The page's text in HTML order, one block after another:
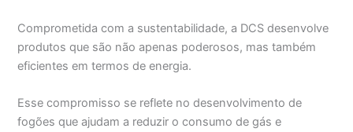
Comprometida com a sustentabilidade, a DCS desenvolve
produtos que são não apenas poderosos, mas também
eficientes em termos de energia.
Esse compromisso se reflete no desenvolvimento de
fogões que ajudam a reduzir o consumo de gás e